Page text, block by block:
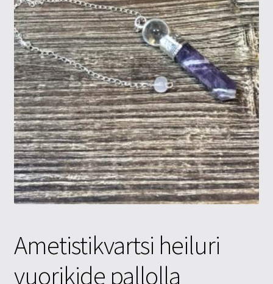
Tietosuojaseloste
Tuotteet
Yritysinfo
Ametistikvartsi heiluri
vuorikide pallolla